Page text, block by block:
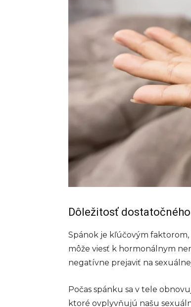
Dôležitosť
Spánok je kľúčovým
môže viesť k hormonálnym
negatívne prejaviť na
Počas spánku sa v tele
ktoré ovplyvňujú našu